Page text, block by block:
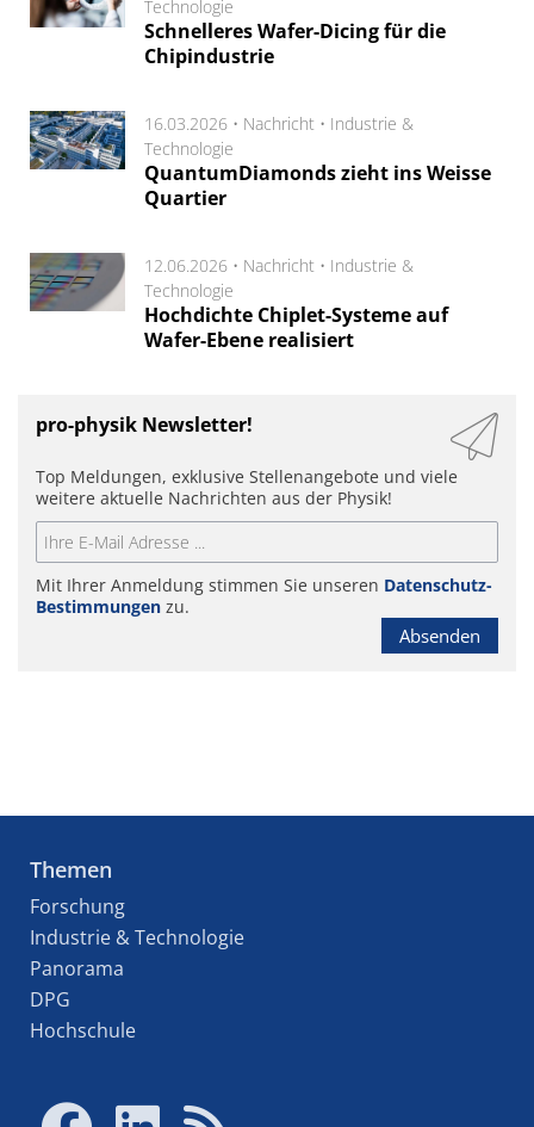
Technologie
Schnelleres Wafer-Dicing für die
Chipindustrie
16.03.2026 • Nachricht • Industrie &
Technologie
QuantumDiamonds zieht ins Weisse
Quartier
12.06.2026 • Nachricht • Industrie &
Technologie
Hochdichte Chiplet-Systeme auf
Wafer-Ebene realisiert
pro-physik Newsletter!
Top Meldungen, exklusive Stellenangebote und viele
weitere aktuelle Nachrichten aus der Physik!
Mit Ihrer Anmeldung stimmen Sie unseren Datenschutz-
Bestimmungen zu.
Absenden
Themen
Forschung
Industrie & Technologie
Panorama
DPG
Hochschule